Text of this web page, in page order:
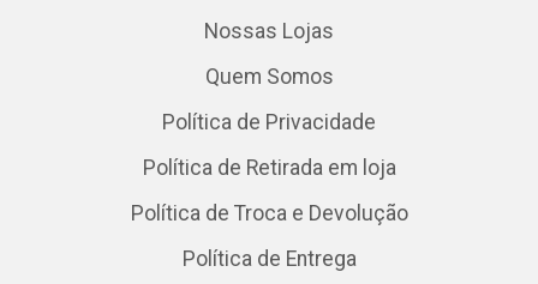
Nossas Lojas
Quem Somos
Política de Privacidade
Política de Retirada em loja
Política de Troca e Devolução
Política de Entrega